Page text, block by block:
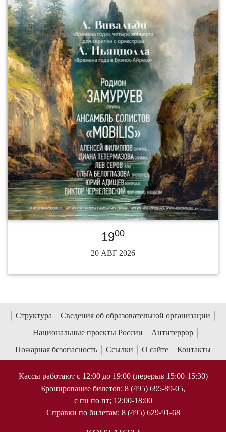
1900
20 АВГ 2026
Структура
Сведения об образовательной организации
Национальные проекты России
Антитеррор
Пожарная безопасность
Ссылки О сайте Контакты
Кассы работают с 12:00 до 19:00 (перерыв 15:00-15:30)
Бронирование билетов: 8 (495) 695-89-05,
с пн по пт; 12:00-18:00
Справки по билетам: 8 (495) 629-91-68